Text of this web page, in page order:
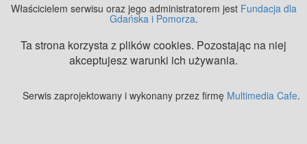
Właścicielem serwisu oraz jego administratorem jest Fundacja dla
Gdańska i Pomorza.
Ta strona korzysta z plików cookies. Pozostając na niej
akceptujesz warunki ich używania.
Serwis zaprojektowany i wykonany przez firmę Multimedia Cafe.